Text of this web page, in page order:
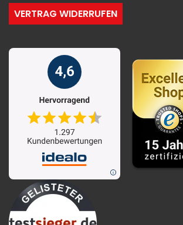
VERTRAG WIDERRUFEN